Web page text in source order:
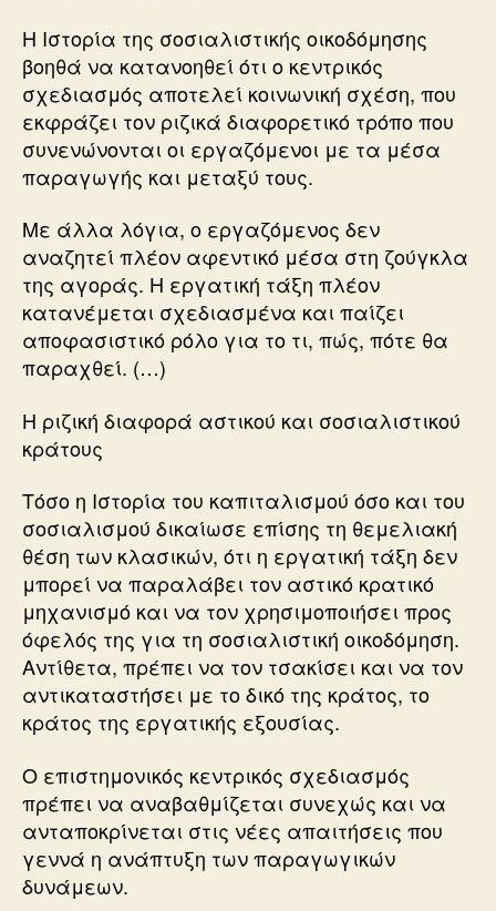
Η Ιστορία της σοσιαλιστικής οικοδόμησης
βοηθά να κατανοηθεί ότι ο κεντρικός
σχεδιασμός αποτελεί κοινωνική σχέση, που
εκφράζει τον ριζικά διαφορετικό τρόπο που
συνενώνονται οι εργαζόμενοι με τα μέσα
παραγωγής και μεταξύ τους.
Με άλλα λόγια, ο εργαζόμενος δεν
αναζητεί πλέον αφεντικό μέσα στη ζούγκλα
της αγοράς. Η εργατική τάξη πλέον
κατανέμεται σχεδιασμένα και παίζει
αποφασιστικό ρόλο για το τι, πώς, πότε θα
παραχθεί. (…)
Η ριζική διαφορά αστικού και σοσιαλιστικού
κράτους
Τόσο η Ιστορία του καπιταλισμού όσο και του
σοσιαλισμού δικαίωσε επίσης τη θεμελιακή
θέση των κλασικών, ότι η εργατική τάξη δεν
μπορεί να παραλάβει τον αστικό κρατικό
μηχανισμό και να τον χρησιμοποιήσει προς
όφελός της για τη σοσιαλιστική οικοδόμηση.
Αντίθετα, πρέπει να τον τσακίσει και να τον
αντικαταστήσει με το δικό της κράτος, το
κράτος της εργατικής εξουσίας.
Ο επιστημονικός κεντρικός σχεδιασμός
πρέπει να αναβαθμίζεται συνεχώς και να
ανταποκρίνεται στις νέες απαιτήσεις που
γεννά η ανάπτυξη των παραγωγικών
δυνάμεων.